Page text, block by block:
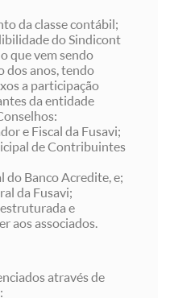
da classe contábil;
do Sindicont
que vem sendo
dos anos, tendo
a participação
da entidade
e Fiscal da Fusavi;
de Contribuintes
do Banco Acredite, e;
da Fusavi;
e
aos associados.
através de